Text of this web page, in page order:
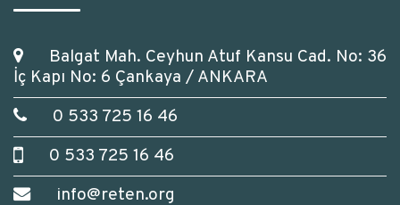
Balgat Mah. Ceyhun Atuf Kansu Cad. No: 36
İç Kapı No: 6 Çankaya / ANKARA
0 533 725 16 46
0 533 725 16 46
info@reten.org